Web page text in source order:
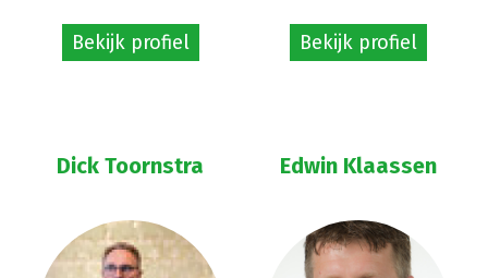
Bekijk profiel Bekijk profiel
Dick Toornstra Edwin Klaassen